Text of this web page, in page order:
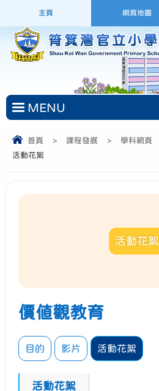
主頁 網頁地圖
MENU
首頁 > 課程發展 > 學科網頁
活動花絮
活動花絮
價值觀教育
目的 影片 活動花絮
活動花絮